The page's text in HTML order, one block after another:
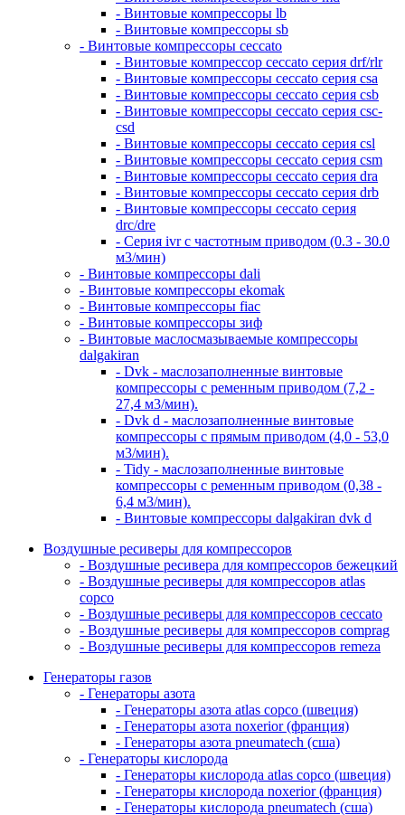
- Винтовые компрессоры lb
- Винтовые компрессоры sb
- Винтовые компрессоры ceccato
- Винтовые компрессор ceccato серия drf/rlr
- Винтовые компрессоры ceccato серия csa
- Винтовые компрессоры ceccato серия csb
- Винтовые компрессоры ceccato серия csc-
csd
- Винтовые компрессоры ceccato серия csl
- Винтовые компрессоры ceccato серия csm
- Винтовые компрессоры ceccato серия dra
- Винтовые компрессоры ceccato серия drb
- Винтовые компрессоры ceccato серия
drc/dre
- Серия ivr с частотным приводом (0.3 - 30.0
м3/мин)
- Винтовые компрессоры dali
- Винтовые компрессоры ekomak
- Винтовые компрессоры fiac
- Винтовые компрессоры зиф
- Винтовые маслосмазываемые компрессоры
dalgakiran
- Dvk - маслозаполненные винтовые
компрессоры с ременным приводом (7,2 -
27,4 м3/мин).
- Dvk d - маслозаполненные винтовые
компрессоры с прямым приводом (4,0 - 53,0
м3/мин).
- Tidy - маслозаполненные винтовые
компрессоры с ременным приводом (0,38 -
6,4 м3/мин).
- Винтовые компрессоры dalgakiran dvk d
Воздушные ресиверы для компрессоров
- Воздушные ресивера для компрессоров бежецкий
- Воздушные ресиверы для компрессоров atlas
copco
- Воздушные ресиверы для компрессоров ceccato
- Воздушные ресиверы для компрессоров comprag
- Воздушные ресиверы для компрессоров remeza
Генераторы газов
- Генераторы азота
- Генераторы азота atlas copco (швеция)
- Генераторы азота noxerior (франция)
- Генераторы азота pneumatech (сша)
- Генераторы кислорода
- Генераторы кислорода atlas copco (швеция)
- Генераторы кислорода noxerior (франция)
- Генераторы кислорода pneumatech (сша)